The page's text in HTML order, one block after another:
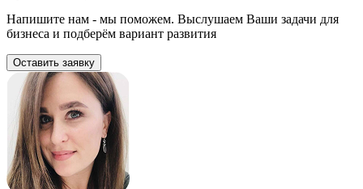
Напишите нам - мы поможем. Выслушаем Ваши задачи для
бизнеса и подберём вариант развития
Оставить заявку